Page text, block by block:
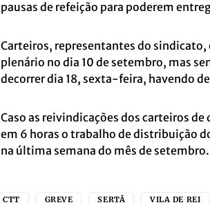
pausas de refeição para poderem
Carteiros, representantes do sindicato,
plenário no dia 10 de setembro, mas
decorrer dia 18, sexta-feira, havendo
Caso as reivindicações dos carteiros
em 6 horas o trabalho de distribuição
na última semana do mês de setembro.
CTT GREVE SERTÃ VILA DE REI